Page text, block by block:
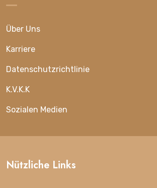
Über Uns
Karriere
Datenschutzrichtlinie
K.V.K.K
Sozialen Medien
Nützliche Links